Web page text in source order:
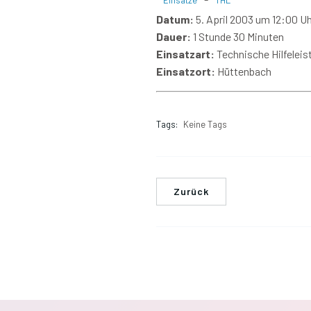
Datum: 5. April 2003 um 12:00
Dauer: 1 Stunde 30 Minuten
Einsatzart: Technische
Einsatzort: Hüttenbach
Tags: Keine Tags
Zurück